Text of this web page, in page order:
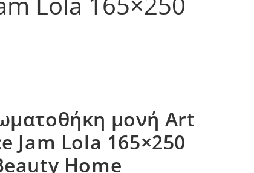
μονή Art
Jam Lola 165×250
Home